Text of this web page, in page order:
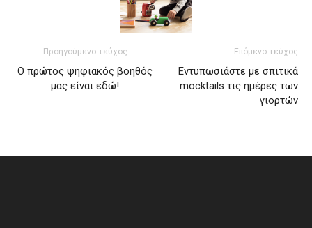
Προηγούμενο τεύχος
Ο πρώτος ψηφιακός βοηθός
μας είναι εδώ!
Επόμενο τεύχος
Εντυπωσιάστε με σπιτικά
mocktails τις ημέρες των
γιορτών